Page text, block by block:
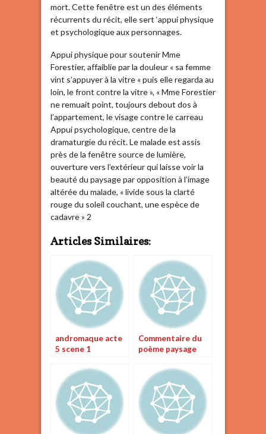
mort. Cette fenêtre est un des éléments
récurrents du récit, elle sert ‘appui physique
et psychologique aux personnages.
Appui physique pour soutenir Mme
Forestier, affaiblie par la douleur « sa femme
vint s’appuyer à la vitre « puis elle regarda au
loin, le front contre la vitre », « Mme Forestier
ne remuait point, toujours debout dos à
l’appartement, le visage contre le carreau
Appui psychologique, centre de la
dramaturgie du récit. Le malade est assis
près de la fenêtre source de lumière,
ouverture vers l’extérieur qui laisse voir la
beauté du paysage par opposition à l’image
altérée du malade, « livide sous la clarté
rouge du soleil couchant, une espèce de
cadavre » 2
Articles Similaires:
andromaque acte
5 scene 1
Commentaire du
poème paysage
de lisle